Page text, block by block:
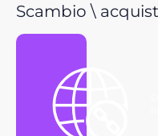
Scambio \